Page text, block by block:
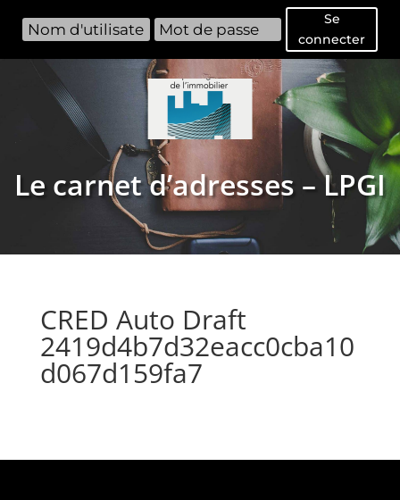
Se
connecter
Le carnet d’adresses – LPGI
CRED Auto Draft
2419d4b7d32eacc0cba10
d067d159fa7